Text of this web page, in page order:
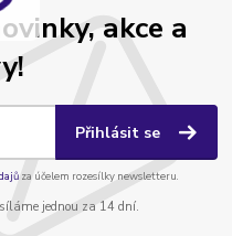
akce a
Přihlásit se
za účelem rozesílky newsletteru.
jednou za 14 dní.